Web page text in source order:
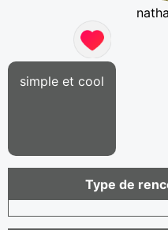
simple et cool
Type de